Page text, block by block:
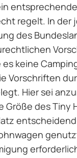
regelt. In der
des
keine
Vorschriften
Hier sei
Größe des Tiny